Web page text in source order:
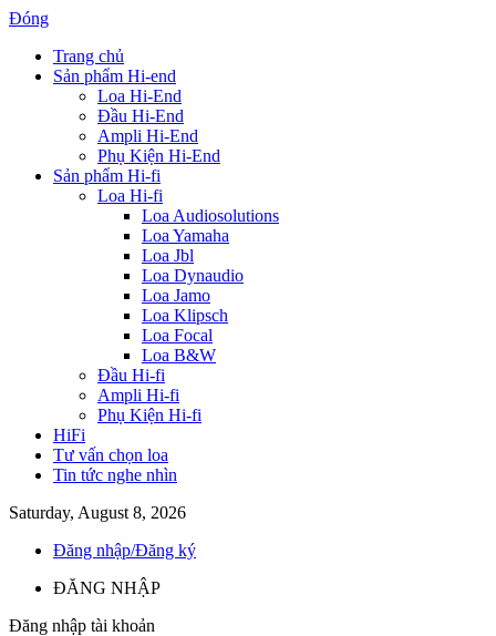
Đóng
Trang chủ
Sản phẩm Hi-end
Loa Hi-End
Đầu Hi-End
Ampli Hi-End
Phụ Kiện Hi-End
Sản phẩm Hi-fi
Loa Hi-fi
Loa Audiosolutions
Loa Yamaha
Loa Jbl
Loa Dynaudio
Loa Jamo
Loa Klipsch
Loa Focal
Loa B&W
Đầu Hi-fi
Ampli Hi-fi
Phụ Kiện Hi-fi
HiFi
Tư vấn chọn loa
Tin tức nghe nhìn
Saturday, August 8, 2026
Đăng nhập/Đăng ký
ĐĂNG NHẬP
Đăng nhập tài khoản